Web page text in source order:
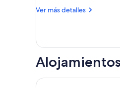
Ver más detalles
Más
Llena
Casa Moderna y Privada